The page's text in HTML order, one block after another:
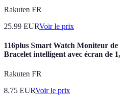
Rakuten FR
25.99 EURVoir le prix
116plus Smart Watch Moniteur
Bracelet intelligent avec écran de
Rakuten FR
8.75 EURVoir le prix